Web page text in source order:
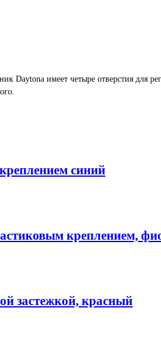
Daytona имеет четыре отверстия для
синий
креплением,
застежкой, красный